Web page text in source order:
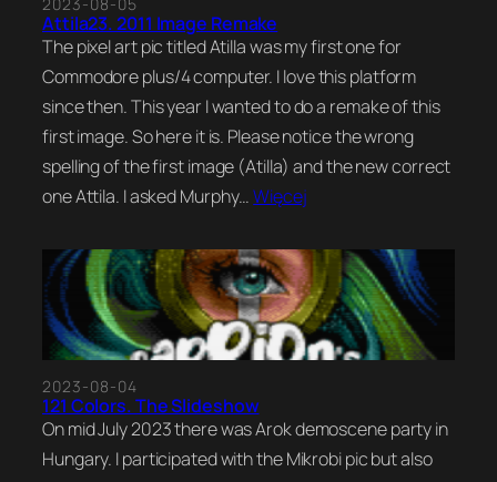
Attila23. 2011 Image Remake
The pixel art pic titled Atilla was my first one for
Commodore plus/4 computer. I love this platform
since then. This year I wanted to do a remake of this
first image. So here it is. Please notice the wrong
spelling of the first image (Atilla) and the new correct
one Attila. I asked Murphy…Więcej
2023-08-04
121 Colors. The Slideshow
On mid July 2023 there was Arok demoscene party in
Hungary. I participated with the Mikrobi pic but also